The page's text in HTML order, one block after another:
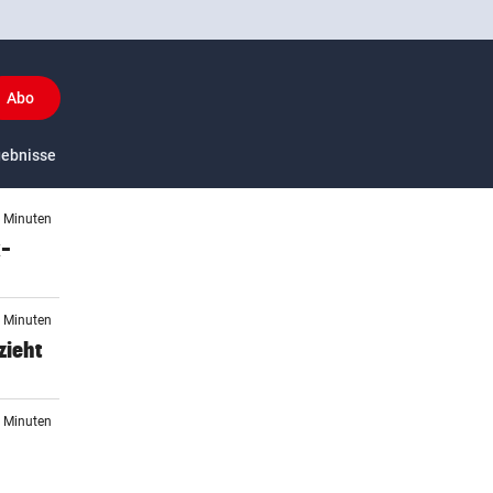
Abo
US-Sport
Minuten
Minuten
Minuten